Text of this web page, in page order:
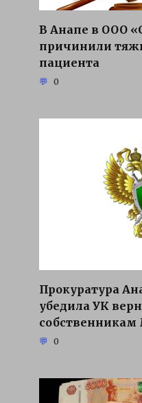
В Анапе в ООО
причинили
пациента
0
Прокуратура
убедила УК
0